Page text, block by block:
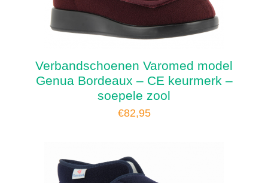
Verbandschoenen Varomed model
Genua Bordeaux – CE keurmerk –
soepele zool
€82,95